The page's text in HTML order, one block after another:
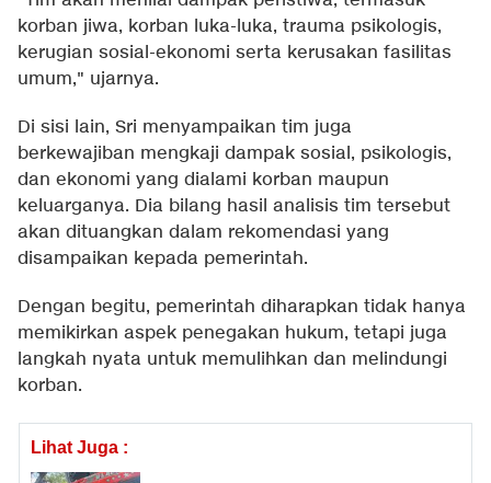
korban jiwa, korban luka-luka, trauma psikologis,
kerugian sosial-ekonomi serta kerusakan fasilitas
umum," ujarnya.
Di sisi lain, Sri menyampaikan tim juga
berkewajiban mengkaji dampak sosial, psikologis,
dan ekonomi yang dialami korban maupun
keluarganya. Dia bilang hasil analisis tim tersebut
akan dituangkan dalam rekomendasi yang
disampaikan kepada pemerintah.
Dengan begitu, pemerintah diharapkan tidak hanya
memikirkan aspek penegakan hukum, tetapi juga
langkah nyata untuk memulihkan dan melindungi
korban.
Lihat Juga :